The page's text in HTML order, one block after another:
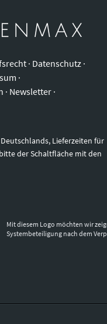
· Datenschutz ·
·
· Newsletter ·
Lieferzeiten für
der Schaltfläche mit den
Mit diesem Logo möchten wir
Systembeteiligung nach dem